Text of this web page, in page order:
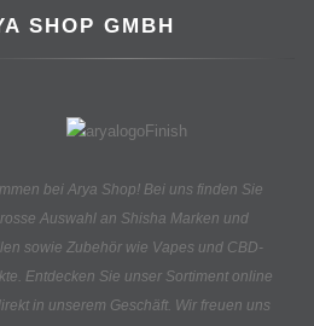
SHOP GMBH
bei Arya Shop! Bei uns finden Sie
Auswahl an Shisha Marken und
sowie Zubehör wie Vapes und CBD-
Entdecken Sie unser Sortiment online
in unserem Geschäft. Wir freuen uns